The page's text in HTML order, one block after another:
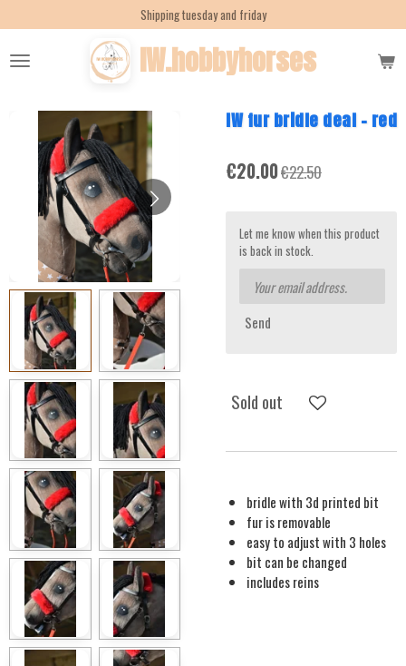
main
IW.hobbyhorses
Shipping tuesday and friday
IW fur bridle deal - red
€20.00€22.50
Let me know when this product
is back in stock.
Send
Sold out
bridle with 3d printed bit
fur is removable
easy to adjust with 3 holes
bit can be changed
includes reins